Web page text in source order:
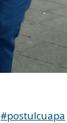
#postulcuapa